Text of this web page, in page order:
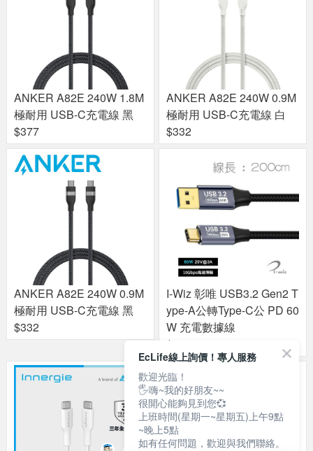
ANKER A82E 240W 1.8M
極耐用 USB-C充電線 黑
$377
ANKER A82E 240W 0.9M
極耐用 USB-C充電線 白
$332
ANKER A82E 240W 0.9M
極耐用 USB-C充電線 黑
$332
I-Wiz 彰唯 USB3.2 Gen2 T
ype-A公轉Type-C公 PD 60
W 充電數據線
$329
EcLife線上詢價！專人服務
歡迎光臨！
🖐嗨~我的好朋友~~
很開心能夠見到您💞
上班時間(星期一~星期五)上午9點
~晚上5點
如有任何問題，歡迎與我們聯絡。